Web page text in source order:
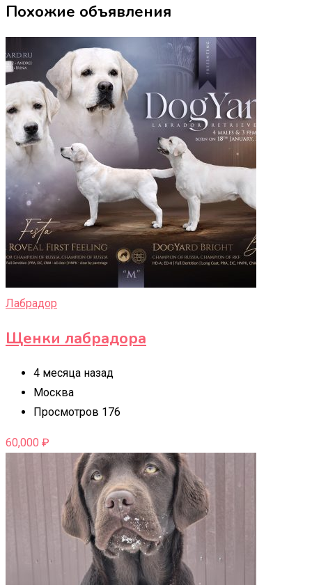
Похожие объявления
Лабрадор
Щенки лабрадора
4 месяца назад
Москва
Просмотров 176
60,000 ₽